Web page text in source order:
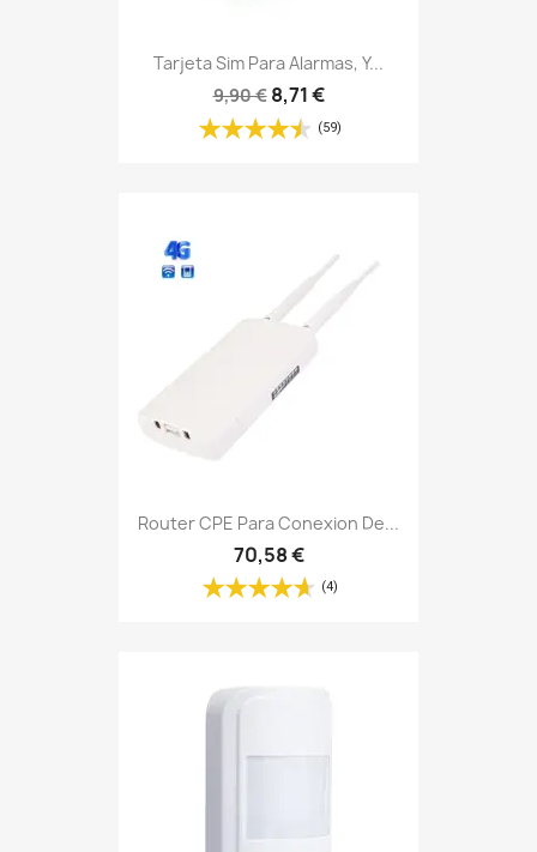
Tarjeta Sim Para Alarmas, Y...
9,90 € 8,71 €
(59)
Router CPE Para Conexion De...
70,58 €
(4)